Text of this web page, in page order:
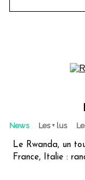
News Les + lus
Le Rwanda, un
France, Italie :